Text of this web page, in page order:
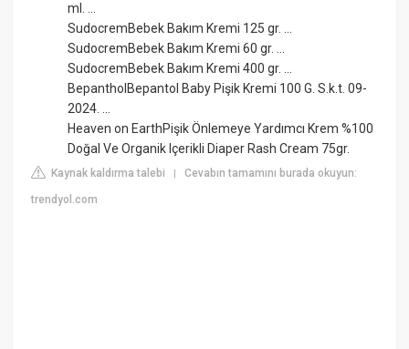
ml. ...
SudocremBebek Bakım Kremi 125 gr. ...
SudocremBebek Bakım Kremi 60 gr. ...
SudocremBebek Bakım Kremi 400 gr. ...
BepantholBepantol Baby Pişik Kremi 100 G. S.k.t. 09-
2024. ...
Heaven on EarthPişik Önlemeye Yardımcı Krem %100
Doğal Ve Organik Içerikli Diaper Rash Cream 75gr.
Kaynak kaldırma talebi |Cevabın tamamını burada okuyun:
trendyol.com